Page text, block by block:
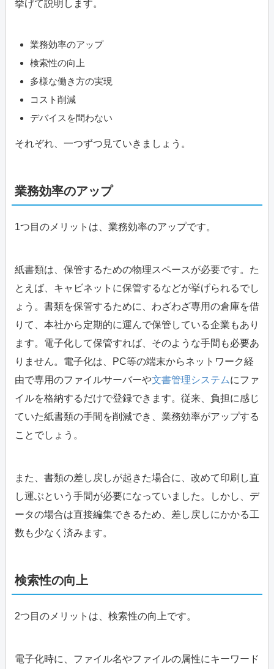
挙げて説明します。
業務効率のアップ
検索性の向上
多様な働き方の実現
コスト削減
デバイスを問わない
それぞれ、一つずつ見ていきましょう。
業務効率のアップ
1つ目のメリットは、業務効率のアップです。
紙書類は、保管するための物理スペースが必要です。た
とえば、キャビネットに保管するなどが挙げられるでし
ょう。書類を保管するために、わざわざ専用の倉庫を借
りて、本社から定期的に運んで保管している企業もあり
ます。電子化して保管すれば、そのような手間も必要あ
りません。電子化は、PC等の端末からネットワーク経
由で専用のファイルサーバーや文書管理システムにファ
イルを格納するだけで登録できます。従来、負担に感じ
ていた紙書類の手間を削減でき、業務効率がアップする
ことでしょう。
また、書類の差し戻しが起きた場合に、改めて印刷し直
し運ぶという手間が必要になっていました。しかし、デ
ータの場合は直接編集できるため、差し戻しにかかる工
数も少なく済みます。
検索性の向上
2つ目のメリットは、検索性の向上です。
電子化時に、ファイル名やファイルの属性にキーワード